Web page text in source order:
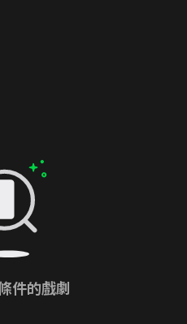
件的戲劇